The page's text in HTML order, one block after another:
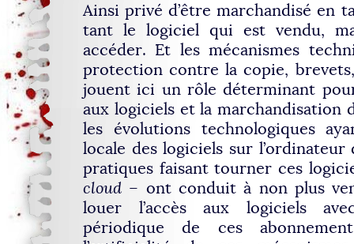
Ainsi privé d’être marchandisé en
tant le logiciel qui est vendu,
accéder. Et les mécanismes
protection contre la copie,
jouent ici un rôle déterminant
aux logiciels et la marchandisation
les évolutions technologiques
locale des logiciels sur l’ordinateur
pratiques faisant tourner ces
cloud – ont conduit à non plus
louer l’accès aux logiciels
périodique de ces